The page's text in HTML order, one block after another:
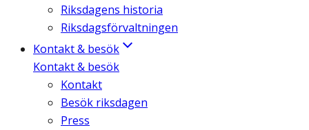
Riksdagens historia
Riksdagsförvaltningen
Kontakt & besök
Kontakt & besök
Kontakt
Besök riksdagen
Press